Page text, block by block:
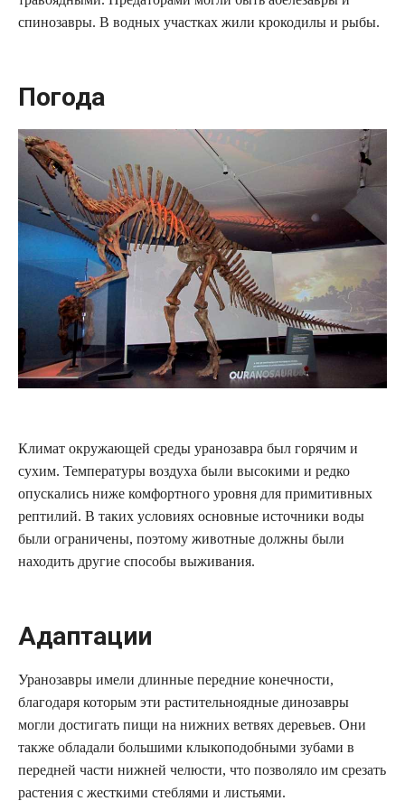
спинозавры. В водных участках жили крокодилы и рыбы.
Погода
Климат окружающей среды уранозавра был горячим и
сухим. Температуры воздуха были высокими и редко
опускались ниже комфортного уровня для примитивных
рептилий. В таких условиях основные источники воды
были ограничены, поэтому животные должны были
находить другие способы выживания.
Адаптации
Уранозавры имели длинные передние конечности,
благодаря которым эти растительноядные динозавры
могли достигать пищи на нижних ветвях деревьев. Они
также обладали большими клыкоподобными зубами в
передней части нижней челюсти, что позволяло им срезать
растения с жесткими стеблями и листьями.